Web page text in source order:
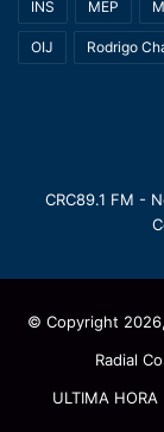
INS MEP
OIJ Rodrigo
CRC89.1 FM -
© Copyright
Radial
ULTIMA HORA